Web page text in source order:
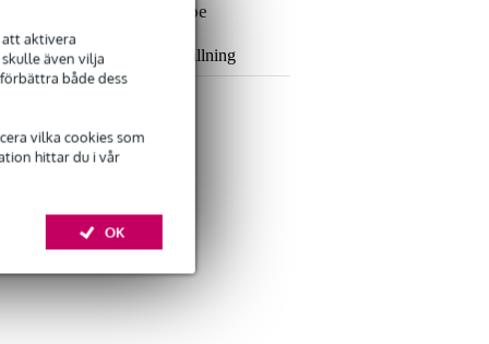
att aktivera
även vilja
både dess
vilka cookies som
hittar du i vår
OK
01-BK Gaffa Tape
50 mm x 50 m svart
101,00 kr
Lägg till beställning
högtalarkabel
2x2,5 mm2 10
309,00 kr